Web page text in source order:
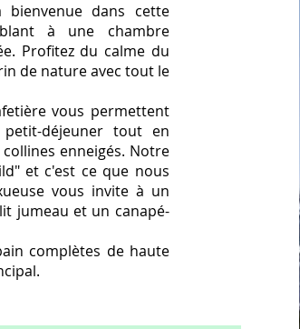
bienvenue dans cette
à une chambre
Profitez du calme du
de nature avec tout le
vous permettent
déjeuner tout en
enneigés. Notre
et c'est ce que nous
vous invite à un
jumeau et un canapé-
complètes de haute